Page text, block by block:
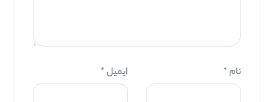
نام * ایمیل*